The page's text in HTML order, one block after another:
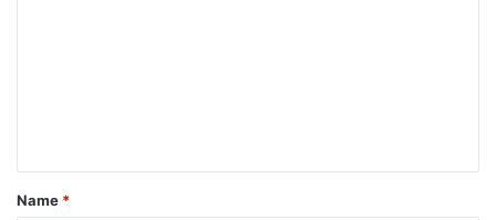
t
*
Name *